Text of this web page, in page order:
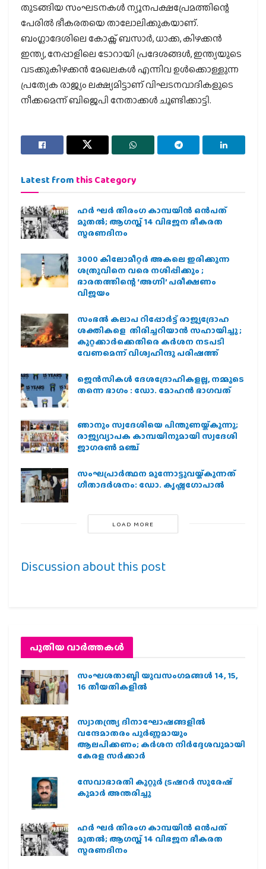
തുടങ്ങിയ സംഘടനകള്‍ ന്യൂനപക്ഷപ്രേമത്തിന്റെ
പേരില്‍ ഭീകരതയെ താലോലിക്കുകയാണ്.
ബംഗ്ലാദേശിലെ കോക്സ് ബസാര്‍, ധാക്ക, കിഴക്കന്‍
ഇന്ത്യ, നേപ്പാളിലെ ടോറായി പ്രദേശങ്ങള്‍, ഇന്ത്യയുടെ
വടക്കുകിഴക്കന്‍ മേഖലകള്‍ എന്നിവ ഉള്‍ക്കൊള്ളുന്ന
പ്രത്യേക രാജ്യം ലക്ഷ്യമിട്ടാണ് വിഘടനവാദികളുടെ
നീക്കമെന്ന് ബിജെപി നേതാക്കള്‍ ചൂണ്ടിക്കാട്ടി.
Latest from this Category
ഹര്‍ ഘര്‍ തിരംഗ കാമ്പയിന്‍ ഒന്‍പത്
മുതല്‍; ആഗസ്ത് 14 വിഭജന ഭീകരത
സ്മരണദിനം
3000 കിലോമീറ്റർ അകലെ ഇരിക്കുന്ന
ശത്രുവിനെ വരെ നശിപ്പിക്കും ;
ഭാരതത്തിന്റെ ‘അഗ്നി’ പരീക്ഷണം
വിജയം
സംഭൽ കലാപ റിപ്പോർട്ട് രാജ്യദ്രോഹ
ശക്തികളെ തിരിച്ചറിയാൻ സഹായിച്ചു ;
കുറ്റക്കാർക്കെതിരെ കർശന നടപടി
വേണമെന്ന് വിശ്വഹിന്ദു പരിഷത്ത്
ജെന്‍സികള്‍ ദേശദ്രോഹികളല്ല, നമ്മുടെ
തന്നെ ഭാഗം : ഡോ. മോഹന്‍ ഭാഗവത്
ഞാനും സ്വദേശിയെ പിന്തുണയ്ക്കുന്നു;
രാജ്യവ്യാപക കാമ്പയിനുമായി സ്വദേശി
ജാഗരണ്‍ മഞ്ച്
സംഘപ്രാര്‍ത്ഥന മുന്നോട്ടുവയ്ക്കുന്നത്
ഗീതാദര്‍ശനം: ഡോ. കൃഷ്ണഗോപാല്‍
LOAD MORE
Discussion about this post
പുതിയ വാര്‍ത്തകള്‍
സംഘശതാബ്ദി യുവസംഗമങ്ങള്‍ 14, 15,
16 തീയതികളില്‍
സ്വാതന്ത്ര്യ ദിനാഘോഷങ്ങളിൽ
വന്ദേമാതരം പൂർണ്ണമായും
ആലപിക്കണം; കർശന നിർദ്ദേശവുമായി
കേരള സർക്കാർ
സേവാഭാരതി കുറ്റൂർ ട്രഷറർ സുരേഷ്
കുമാർ അന്തരിച്ചു
ഹര്‍ ഘര്‍ തിരംഗ കാമ്പയിന്‍ ഒന്‍പത്
മുതല്‍; ആഗസ്ത് 14 വിഭജന ഭീകരത
സ്മരണദിനം